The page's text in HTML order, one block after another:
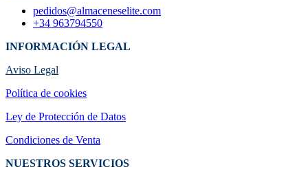
pedidos@almaceneselite.com
+34 963794550
INFORMACIÓN LEGAL
Aviso Legal
Política de cookies
Ley de Protección de Datos
Condiciones de Venta
NUESTROS SERVICIOS